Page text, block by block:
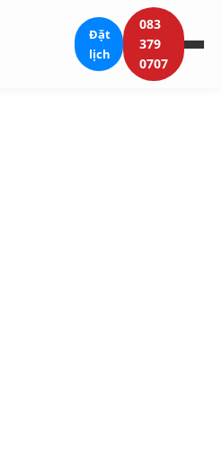
Đặt
lịch
083
379
0707